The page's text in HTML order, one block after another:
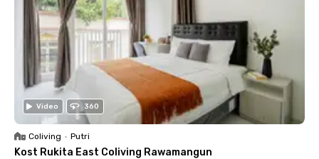
Video 360
Coliving • Putri
Kost Rukita East Coliving Rawamangun